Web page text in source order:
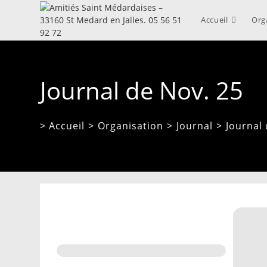
Accueil
Journal de Nov. 25
> Accueil > Organisation > Journal > Journal